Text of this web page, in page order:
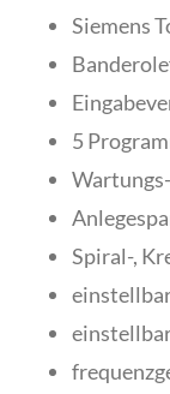
Siemens
5
Spiral-,